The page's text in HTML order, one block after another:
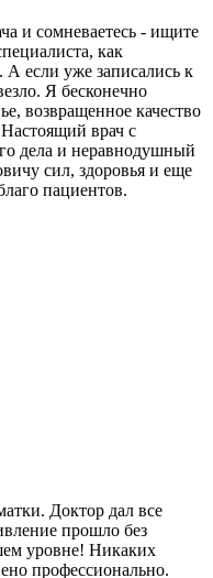
и сомневаетесь - ищите
как
если уже записались к
Я бесконечно
возвращенное качество
врач с
дела и неравнодушный
сил, здоровья и еще
пациентов.
Доктор дал все
прошло без
уровне! Никаких
профессионально.